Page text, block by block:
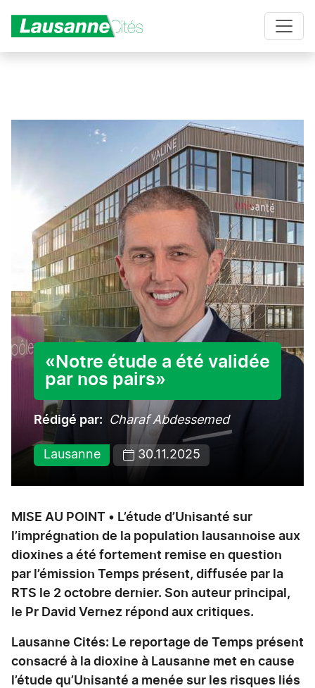
«Notre étude a été validée
par nos pairs»
Rédigé par Charaf Abdessemed
Lausanne 30.11.2025
MISE AU POINT • L’étude d’Unisanté sur
l’imprégnation de la population lausannoise aux
dioxines a été fortement remise en question
par l’émission Temps présent, diffusée par la
RTS le 2 octobre dernier. Son auteur principal,
le Pr David Vernez répond aux critiques.
Lausanne Cités: Le reportage de Temps présent
consacré à la dioxine à Lausanne met en cause
l’étude qu’Unisanté a menée sur les risques liés